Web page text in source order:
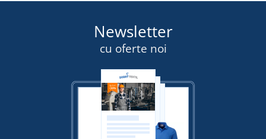
Newsletter
cu oferte noi